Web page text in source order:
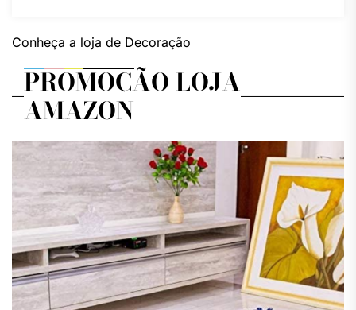
Conheça a loja de Decoração
PROMOÇÃO LOJA
AMAZON